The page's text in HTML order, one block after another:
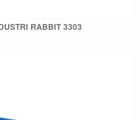
RABBIT 3303